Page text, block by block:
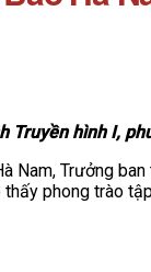
hình I,
Nam, Trưởng
phong trào